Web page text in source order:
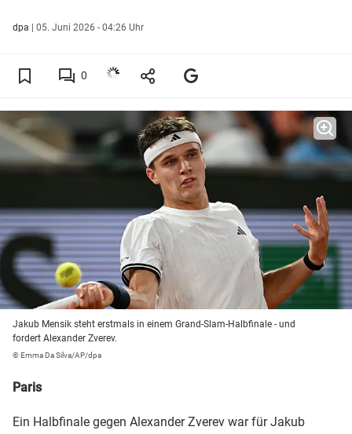
dpa | 05. Juni 2026 - 04:26 Uhr
0
Jakub Mensik steht erstmals in einem Grand-Slam-Halbfinale - und
fordert Alexander Zverev.
© Emma Da Silva/AP/dpa
Paris
Ein Halbfinale gegen Alexander Zverev war für Jakub